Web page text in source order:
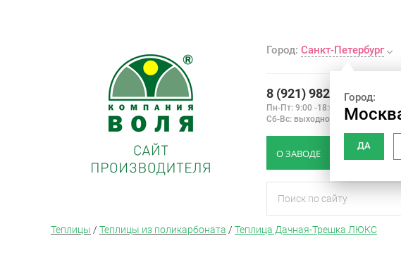
Город: Санкт-Петербург
Город:
ДА
8 (921) 982 34 15
Пн-Пт: 9:00 -18:00
Сб-Вс: выходной
О ЗАВОДЕ КАК
Теплицы / Теплицы из поликарбоната / Теплица Дачная-Трешка ЛЮКС